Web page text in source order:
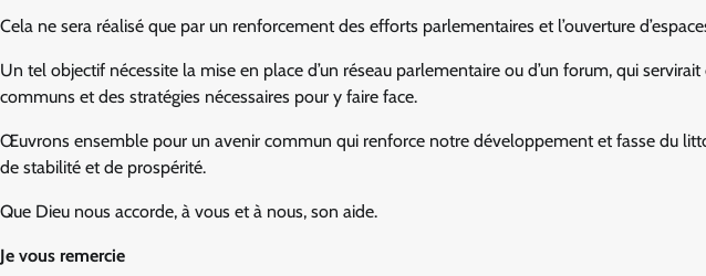
Cela ne sera réalisé que par un renforcement des efforts parlementaires et l’ouverture
Un tel objectif nécessite la mise en place d’un réseau parlementaire ou d’un forum, qui
communs et des stratégies nécessaires pour y faire face.
Œuvrons ensemble pour un avenir commun qui renforce notre développement et fasse du
de stabilité et de prospérité.
Que Dieu nous accorde, à vous et à nous, son aide.
Je vous remercie